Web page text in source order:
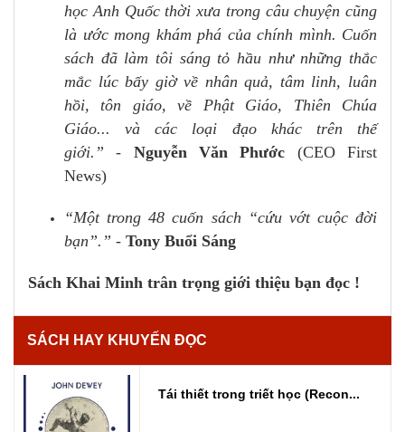
học Anh Quốc thời xưa trong câu chuyện cũng
là ước mong khám phá của chính mình. Cuốn
sách đã làm tôi sáng tỏ hầu như những thắc
mắc lúc bấy giờ về nhân quả, tâm linh, luân
hồi, tôn giáo, về Phật Giáo, Thiên Chúa
Giáo... và các loại đạo khác trên thế
giới.” - Nguyễn Văn Phước (CEO First
News)
“Một trong 48 cuốn sách “cứu vớt cuộc đời
bạn”.” - Tony Buổi Sáng
Sách Khai Minh trân trọng giới thiệu bạn đọc !
SÁCH HAY KHUYẾN ĐỌC
Tái thiết trong triết học (Recon...